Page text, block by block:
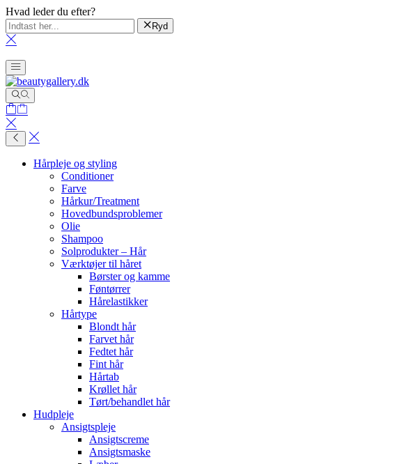
Hvad leder du efter?
Ryd
Hårpleje og styling
Conditioner
Farve
Hårkur/Treatment
Hovedbundsproblemer
Olie
Shampoo
Solprodukter – Hår
Værktøjer til håret
Børster og kamme
Føntørrer
Hårelastikker
Hårtype
Blondt hår
Farvet hår
Fedtet hår
Fint hår
Hårtab
Krøllet hår
Tørt/behandlet hår
Hudpleje
Ansigtspleje
Ansigtscreme
Ansigtsmaske